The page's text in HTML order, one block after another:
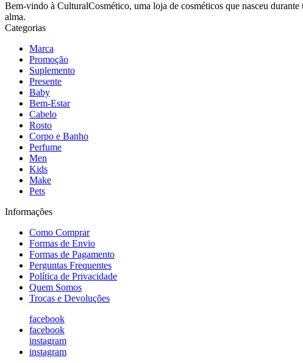
Bem-vindo à CulturalCosmético, uma loja de cosméticos que nasceu
alma.
Categorias
Marca
Promoção
Suplemento
Presente
Baby
Bem-Estar
Cabelo
Rosto
Corpo e Banho
Perfume
Men
Kids
Make
Pets
Informações
Como Comprar
Formas de Envio
Formas de Pagamento
Perguntas Frequentes
Política de Privacidade
Quem Somos
Trocas e Devoluções
facebook
facebook
instagram
instagram